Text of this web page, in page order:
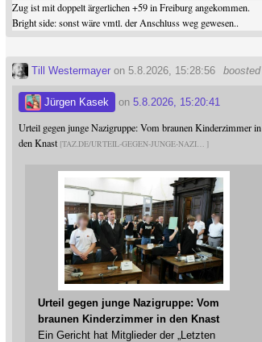
Zug ist mit doppelt ärgerlichen +59 in Freiburg angekommen.
Bright side: sonst wäre vmtl. der Anschluss weg gewesen..
boosted
Till Westermayer on 5.8.2026, 15:28:56
Jürgen Kasek on5.8.2026, 15:20:41
Urteil gegen junge Nazigruppe: Vom braunen Kinderzimmer in
den Knast TAZ.DE/URTEIL-GEGEN-JUNGE-NAZI
Urteil gegen junge Nazigruppe: Vom
braunen Kinderzimmer in den Knast
Ein Gericht hat Mitglieder der „Letzten